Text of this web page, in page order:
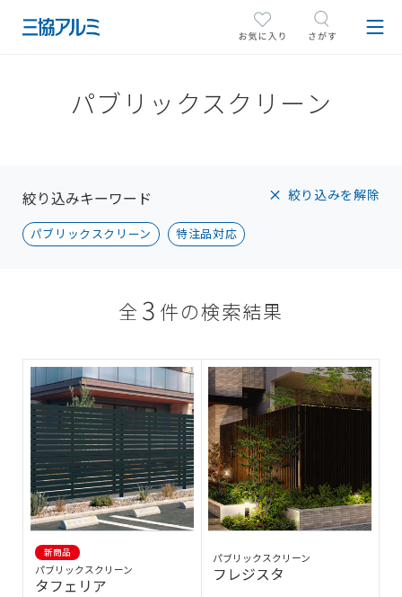
パブリックスクリーン
絞り込みキーワード
パブリックスクリーン 特注品対応
絞り込みを解除
全 3 件の検索結果
新商品
パブリックスクリーン
タフェリア
パブリックスクリーン
フレジスタ